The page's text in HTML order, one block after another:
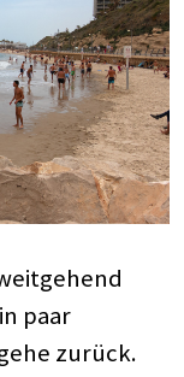
paar
zurück.